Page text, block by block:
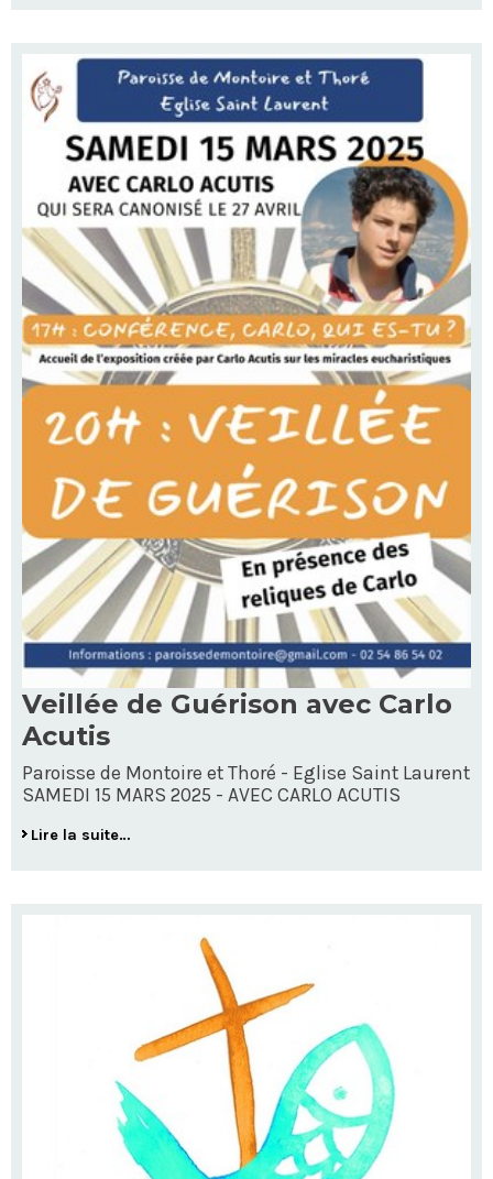
Veillée de Guérison avec Carlo
Acutis
Paroisse de Montoire et Thoré - Eglise Saint Laurent
SAMEDI 15 MARS 2025 - AVEC CARLO ACUTIS
Lire la suite…